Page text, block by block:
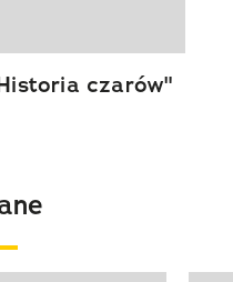
czarów"